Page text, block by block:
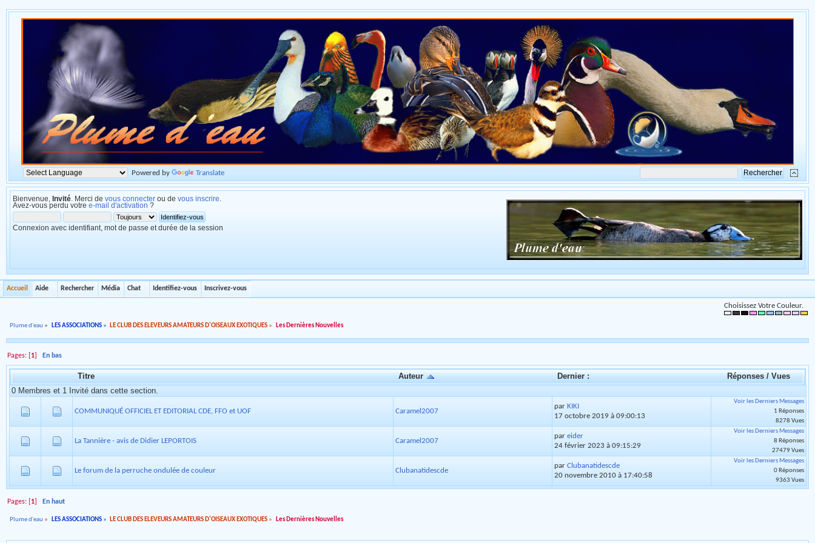
Powered by Translate
Bienvenue, Invité . Merci de vous connecter ou de vous inscrire
Avez-vous perdu votre e-mail d'activation ?
Connexion avec identifiant, mot de passe et durée de la session
Accueil Aide Rechercher Média Chat Identifiez-vous Inscrivez-vous
Choisissez Votre Couleur.
Plume d'eau » LES ASSOCIATIONS» LE CLUB DES ELEVEURS AMATEURS D'OISEAUX EXOTIQUES » Les Dernières Nouvelles
Pages: [ 1 En bas
Titre Auteur Dernier : Réponses/Vues
0 Membres et 1 Invité dans cette section.
COMMUNIQUÉ OFFICIEL ET EDITORIAL CDE, FFO et UOF Caramel2007
par KIKI
17 octobre 2019 à 09:00:13
Voir les Derniers Messages
1 Réponses
8278 Vues
La Tannière - avis de Didier LEPORTOIS Caramel2007
par eider
24 février 2023 à 09:15:29
Voir les Derniers Messages
8 Réponses
27479 Vues
Le forum de la perruche ondulée de couleur Clubanatidescde
par Clubanatidescde
20 novembre 2010 à 17:40:58
Voir les Derniers Messages
0 Réponses
9363 Vues
Pages: [ 1 En haut
Plume d'eau » LES ASSOCIATIONS» LE CLUB DES ELEVEURS AMATEURS D'OISEAUX EXOTIQUES » Les Dernières Nouvelles